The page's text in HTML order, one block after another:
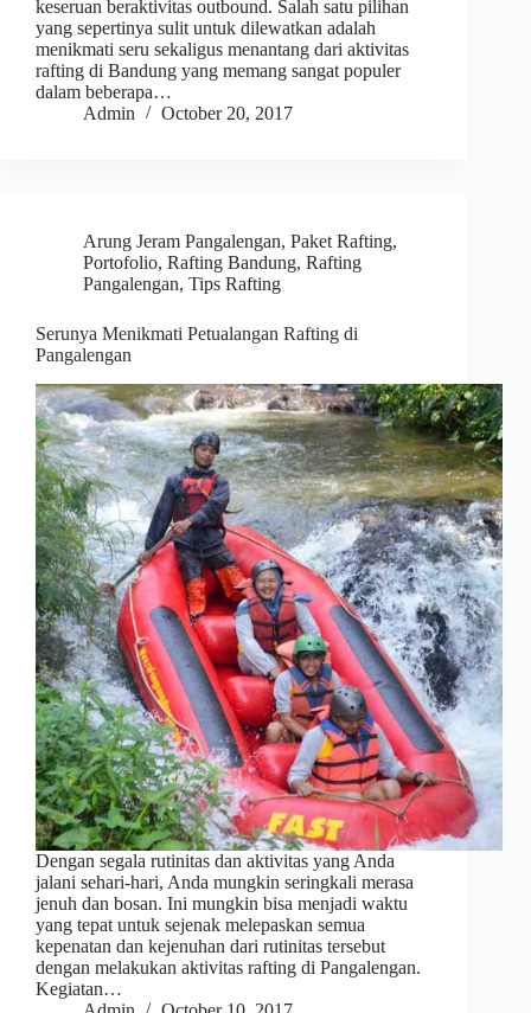
keseruan beraktivitas outbound. Salah satu pilihan
yang sepertinya sulit untuk dilewatkan adalah
menikmati seru sekaligus menantang dari aktivitas
rafting di Bandung yang memang sangat populer
dalam beberapa…
Admin
October 20, 2017
Arung Jeram Pangalengan, Paket Rafting,
Portofolio, Rafting Bandung, Rafting
Pangalengan, Tips Rafting
Serunya Menikmati Petualangan Rafting di
Pangalengan
Dengan segala rutinitas dan aktivitas yang Anda
jalani sehari-hari, Anda mungkin seringkali merasa
jenuh dan bosan. Ini mungkin bisa menjadi waktu
yang tepat untuk sejenak melepaskan semua
kepenatan dan kejenuhan dari rutinitas tersebut
dengan melakukan aktivitas rafting di Pangalengan.
Kegiatan…